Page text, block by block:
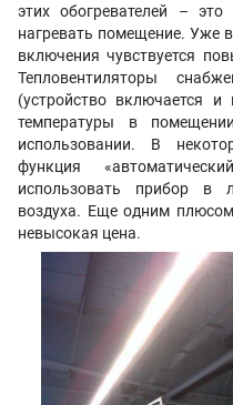
этих обогревателей –
нагревать помещение. Уже
включения чувствуется
Тепловентиляторы
(устройство включается
температуры в
использовании. В
функция
использовать прибор в
воздуха. Еще одним плюсом
невысокая цена.